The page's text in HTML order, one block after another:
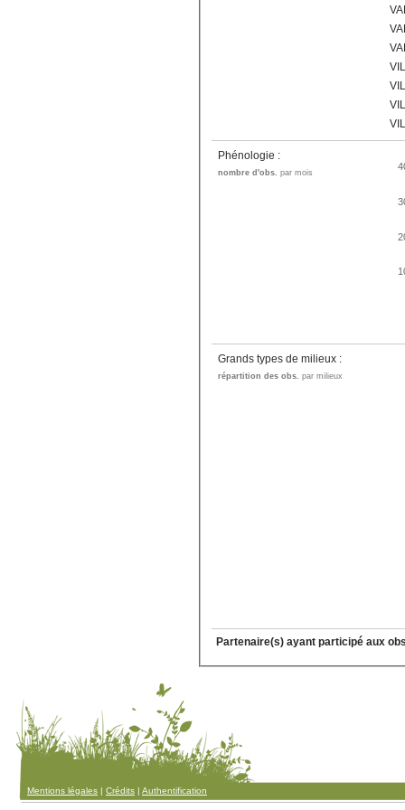
Phénologie :
nombre d'obs. par mois
Grands types de milieux :
répartition des obs. par milieux
Partenaire(s) ayant participé aux
Mentions légales | Crédits | Authentification